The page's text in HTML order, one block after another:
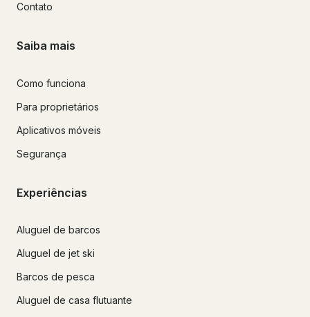
Contato
Saiba mais
Como funciona
Para proprietários
Aplicativos móveis
Segurança
Experiências
Aluguel de barcos
Aluguel de jet ski
Barcos de pesca
Aluguel de casa flutuante